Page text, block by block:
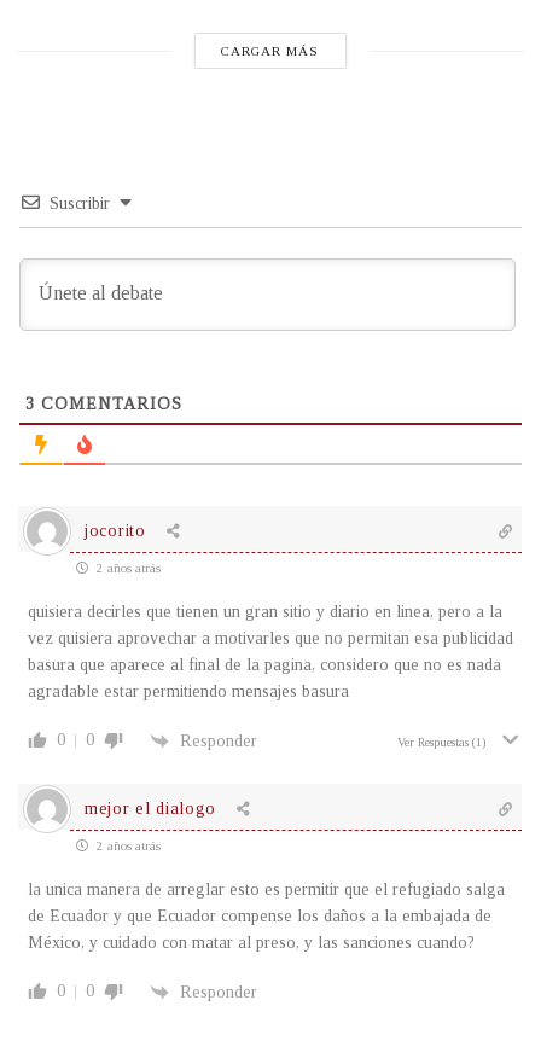
CARGAR MÁS
Suscribir
3 COMENTARIOS
jocorito
2 años atrás
quisiera decirles que tienen un gran sitio y diario en linea, pero a la
vez quisiera aprovechar a motivarles que no permitan esa publicidad
basura que aparece al final de la pagina, considero que no es nada
agradable estar permitiendo mensajes basura
0 0 Responder Ver Respuestas (1)
mejor el dialogo
2 años atrás
la unica manera de arreglar esto es permitir que el refugiado salga
de Ecuador y que Ecuador compense los daños a la embajada de
México, y cuidado con matar al preso, y las sanciones cuando?
0 0 Responder